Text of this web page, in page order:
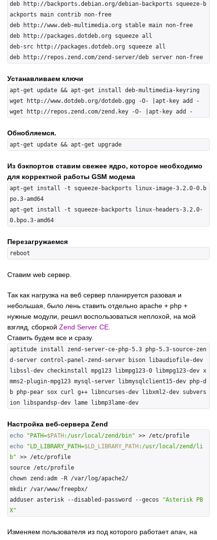
deb http://backports.debian.org/debian-backports squeeze-b
ackports main contrib non-free
deb http://www.deb-multimedia.org stable main non-free
deb http://packages.dotdeb.org squeeze all
deb-src http://packages.dotdeb.org squeeze all
Устанавливаем ключи
apt-get update && apt-get install deb-multimedia-keyring
wget http://www.dotdeb.org/dotdeb.gpg -O- |apt-key add -
Обнобляемся.
Из бэкпортов ставим свежее ядро, которое необходимо
для корректной работы GSM модема
apt-get install -t squeeze-backports linux-image-3.2.0-0.b
po.3-amd64
apt-get install -t squeeze-backports linux-headers-3.2.0-
Перезагружаемся
Ставим web сервер.
Так как нагрузка на веб сервер планируется разовая и
небольшая, было лень ставить отдельно apache + php +
нужные модули, решил воспользоваться неплохой, на мой
взгляд, сборкой Zend Server CE.
Ставить будем все и сразу.
aptitude install zend-server-ce-php-5.3 php-5.3-source-zen
d-server control-panel-zend-server bison libaudiofile-dev
libssl-dev checkinstall mpg123 libmpg123-0 libmpg123-dev x
mms2-plugin-mpg123 mysql-server libmysqlclient15-dev php-d
b php-pear sox curl g++ libncurses-dev libxml2-dev subvers
Настройка веб-сервера Zend
echo "PATH=$PATH :/usr/local/zend/bin"
echo
"LD_LIBRARY_PATH=$LD_LIBRARY_PATH :/usr/local/zend/li
b" >> /etc/profile
source /etc/profile
chown zend:adm -R /var/log/apache2/
mkdir /var/www/freepbx/
adduser asterisk --disabled-password --gecos
"Asterisk PB
X"
Изменяем пользователя из под которого работает апач, на